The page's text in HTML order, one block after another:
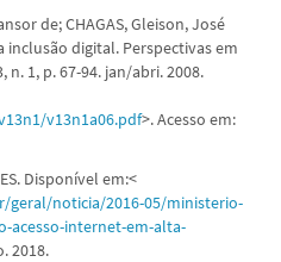
de; CHAGAS, Gleison, José
inclusão digital. Perspectivas em
n. 1, p. 67-94. jan/abri. 2008.
v13n1a06.pdf>. Acesso em:
Disponível em:<
geral/noticia/2016-05/ministerio-
acesso-internet-em-alta-
2018.